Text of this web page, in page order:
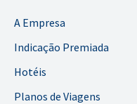
A Empresa
Indicação Premiada
Hotéis
Planos de Viagens